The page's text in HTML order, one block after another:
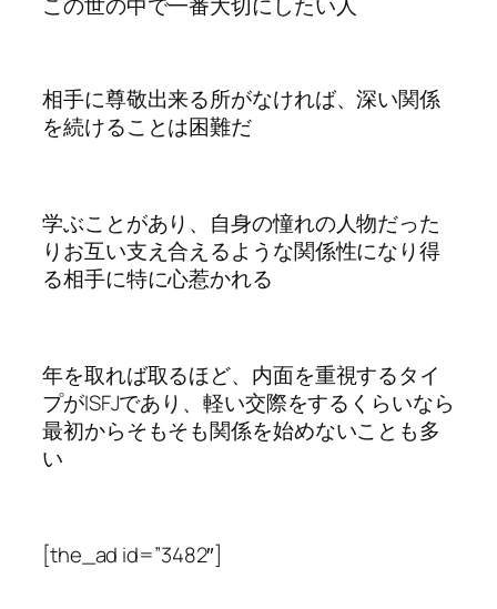
相手に尊敬出来る所がなければ、深い関係
を続けることは困難だ
学ぶことがあり、自身の憧れの人物だった
りお互い支え合えるような関係性になり得
る相手に特に心惹かれる
年を取れば取るほど、内面を重視するタイ
プがISFJであり、軽い交際をするくらいなら
最初からそもそも関係を始めないことも多
い
[the_ad id=”3482″]